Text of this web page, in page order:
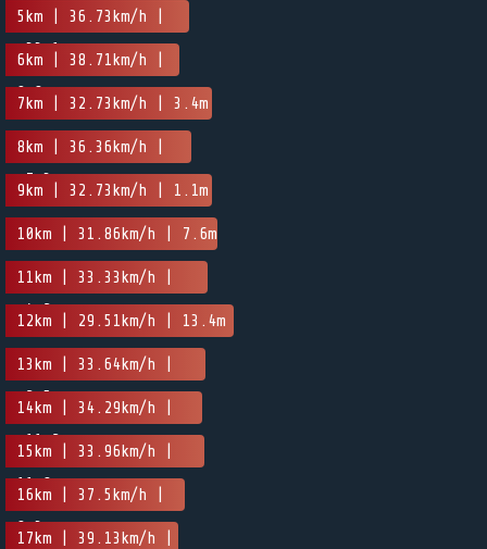
5km | 36.73km/h |
-33.1m
6km | 38.71km/h |
0.8m
7km | 32.73km/h | 3.4m
8km | 36.36km/h |
-7.3m
9km | 32.73km/h | 1.1m
10km | 31.86km/h | 7.6m
11km | 33.33km/h |
-4.2m
12km | 29.51km/h | 13.4m
13km | 33.64km/h |
-2.5m
14km | 34.29km/h |
-11.2m
15km | 33.96km/h |
11.8m
16km | 37.5km/h |
8.3m
17km | 39.13km/h |